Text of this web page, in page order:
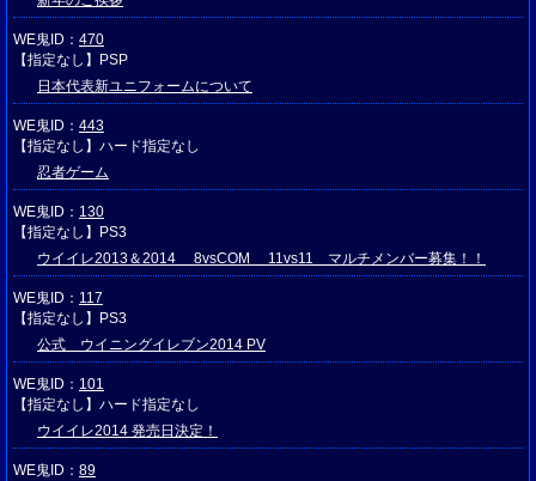
WE鬼ID： 470
【指定なし】PSP
日本代表新ユニフォームについて
WE鬼ID： 443
【指定なし】ハード指定なし
忍者ゲーム
WE鬼ID： 130
【指定なし】PS3
ウイイレ2013＆2014 8vsCOM 11vs11 マルチメンバー募集！！
WE鬼ID： 117
【指定なし】PS3
公式 ウイニングイレブン2014 PV
WE鬼ID： 101
【指定なし】ハード指定なし
ウイイレ2014 発売日決定！
WE鬼ID： 89